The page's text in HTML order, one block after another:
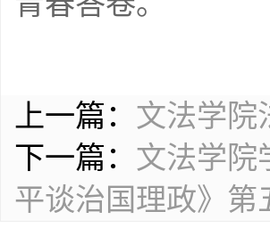
上一篇： 文法学院
下一篇： 文法学院
平谈治国理政》第